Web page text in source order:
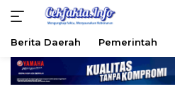
Langsung
Berita Daerah Pemerintah